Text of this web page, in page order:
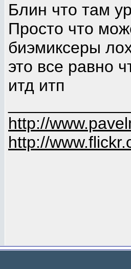
Блин что там
Просто что
биэмиксеры
это все равно
итд итп
http://
http://